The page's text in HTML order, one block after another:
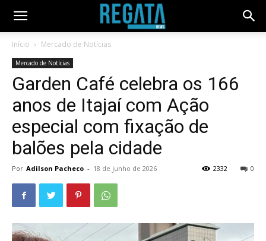
Início Mercado de Notícias
Mercado de Notícias
Garden Café celebra os 166
anos de Itajaí com Ação
especial com fixação de
balões pela cidade
Por Adilson Pacheco - 18 de junho de 2026 0
2332